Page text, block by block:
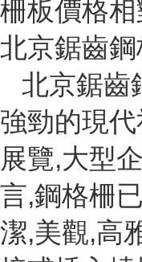
柵板價格
北京鋸齒
北京鋸齒
強勁的現
展覽,大型
言,鋼格柵
潔,美觀,高